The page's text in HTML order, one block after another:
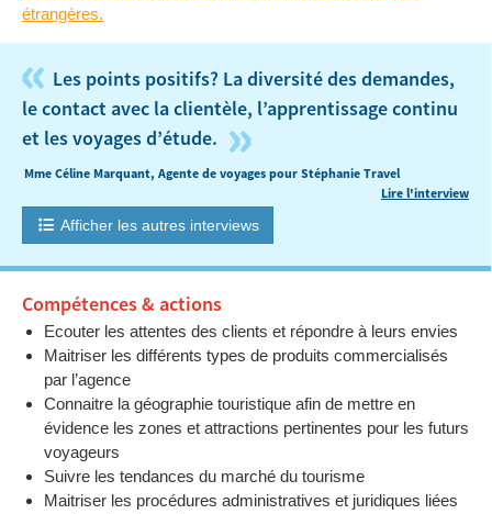
étrangères.
« Les points positifs? La diversité des demandes,
le contact avec la clientèle, l’apprentissage continu
et les voyages d’étude. »
Mme Céline Marquant, Agente de voyages pour Stéphanie Travel
Lire l'interview
Afficher les autres interviews
Compétences & actions
Ecouter les attentes des clients et répondre à leurs envies
Maitriser les différents types de produits commercialisés
par l’agence
Connaitre la géographie touristique afin de mettre en
évidence les zones et attractions pertinentes pour les futurs
voyageurs
Suivre les tendances du marché du tourisme
Maitriser les procédures administratives et juridiques liées